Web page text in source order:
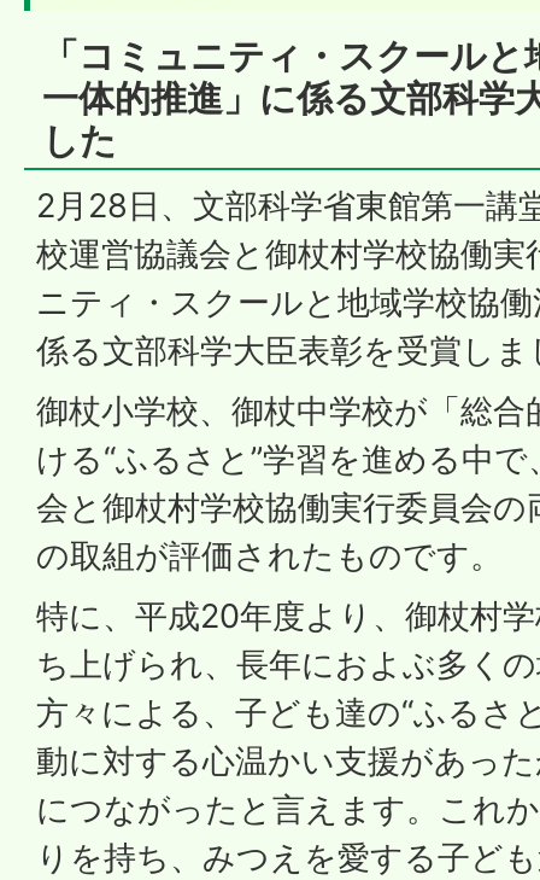
「コミュニティ・スクール
一体的推進」に係る文部科学
した
2月28日、文部科学省東館第一講
校運営協議会と御杖村学校協働
ニティ・スクールと地域学校協
係る文部科学大臣表彰を受賞しま
御杖小学校、御杖中学校が「総
ける“ふるさと”学習を進める中
会と御杖村学校協働実行委員会
の取組が評価されたものです。
特に、平成20年度より、御杖村
ち上げられ、長年におよぶ多く
方々による、子ども達の“ふるさ
動に対する心温かい支援があっ
につながったと言えます。これ
りを持ち、みつえを愛する子ど